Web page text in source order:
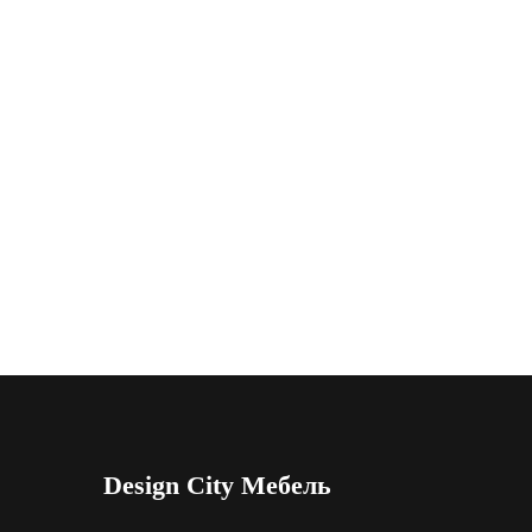
Design City Мебель